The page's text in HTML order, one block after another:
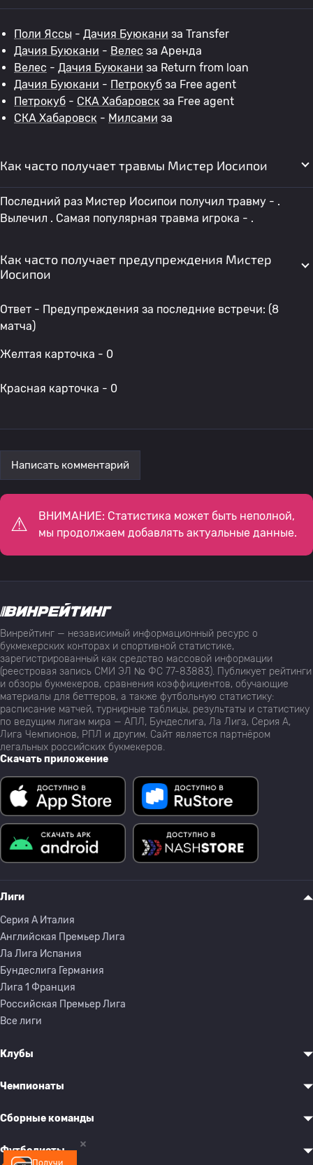
Поли Яссы - Дачия Буюкани за Transfer
Дачия Буюкани - Велес за Аренда
Велес - Дачия Буюкани за Return from loan
Дачия Буюкани - Петрокуб за Free agent
Петрокуб - СКА Хабаровск за Free agent
СКА Хабаровск - Милсами за
Как часто получает травмы Мистер Иосипои
Последний раз Мистер Иосипои получил травму - .
Вылечил . Самая популярная травма игрока - .
Как часто получает предупреждения Мистер
Иосипои
Ответ - Предупреждения за последние встречи: (8
матча)
Желтая карточка - 0
Красная карточка - 0
Написать комментарий
ВНИМАНИЕ: Статистика может быть неполной,
мы продолжаем добавлять актуальные данные.
Получи
Винрейтинг — независимый информационный ресурс о
букмекерских конторах и спортивной статистике,
зарегистрированный как средство массовой информации
(реестровая запись СМИ ЭЛ № ФС 77-83883). Публикует рейтинги
и обзоры букмекеров, сравнения коэффициентов, обучающие
материалы для беттеров, а также футбольную статистику:
расписание матчей, турнирные таблицы, результаты и статистику
по ведущим лигам мира — АПЛ, Бундеслига, Ла Лига, Серия А,
Лига Чемпионов, РПЛ и другим. Сайт является партнёром
легальных российских букмекеров.
Скачать приложение
Лиги
Серия A Италия
Английская Премьер Лига
Ла Лига Испания
Бундеслига Германия
Лига 1 Франция
Российская Премьер Лига
Все лиги
Клубы
Чемпионаты
Сборные команды
Футболисты